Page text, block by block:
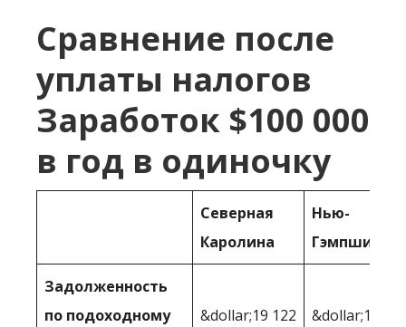
Сравнение после
уплаты налогов
Заработок $100 000
в год в одиночку
Северная
Каролина
Нью-
Гэмпшир
Задолженность
по подоходному
&dollar;19 122 &dollar;14